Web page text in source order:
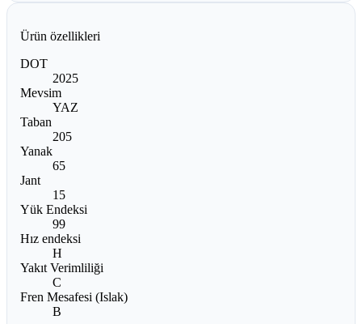
Ürün özellikleri
DOT
2025
Mevsim
YAZ
Taban
205
Yanak
65
Jant
15
Yük Endeksi
99
Hız endeksi
H
Yakıt Verimliliği
C
Fren Mesafesi (Islak)
B